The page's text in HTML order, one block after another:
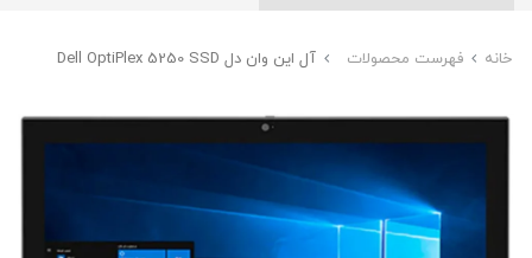
خانه فهرست محصولات آل این وان دل Dell OptiPlex 5250 SSD